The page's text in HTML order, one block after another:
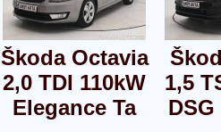
Škoda Octavia
2,0 TDI 110kW
Elegance Ta
1,5